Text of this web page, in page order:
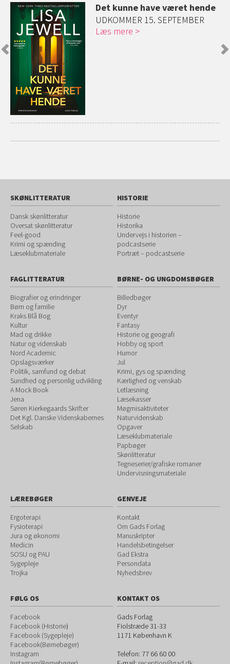
Det kunne have været hende
UDKOMMER 15. SEPTEMBER
Læs mere
SKØNLITTERATUR
Dansk skønlitteratur
Oversat skønlitteratur
Feel-good
Krimi og spænding
Læseklubmateriale
HISTORIE
Historie
Historika
Undervejs i historien –
podcastserie
Portræt – podcastserie
FAGLITTERATUR
Biografier og erindringer
Børn og familie
Kraks Blå Bog
Kultur
Mad og drikke
Natur og videnskab
Nord Academic
Opslagsværker
Politik, samfund og debat
Sundhed og personlig udvikling
A Mock Book
Jena
Søren Kierkegaards Skrifter
Det Kgl. Danske Videnskabernes
Selskab
BØRNE- OG UNGDOMSBØGER
Billedbøger
Dyr
Eventyr
Fantasy
Historie og geografi
Hobby og sport
Humor
Jul
Krimi, gys og spænding
Kærlighed og venskab
Letlæsning
Læsekasser
Møgmisaktiviteter
Naturvidenskab
Opgaver
Læseklubmateriale
Papbøger
Skønlitteratur
Tegneserier/grafiske romaner
Undervisningsmateriale
LÆREBØGER
Ergoterapi
Fysioterapi
Jura og økonomi
Medicin
SOSU og PAU
Sygepleje
Trojka
GENVEJE
Kontakt
Om Gads Forlag
Manuskripter
Handelsbetingelser
Gad Ekstra
Persondata
Nyhedsbrev
FØLG OS
Facebook
Facebook (Historie)
Facebook (Sygepleje)
Facebook(Børnebøger)
Instagram
KONTAKT OS
Gads Forlag
Fiolstræde 31-33
1171 København K
Telefon: 77 66 60 00